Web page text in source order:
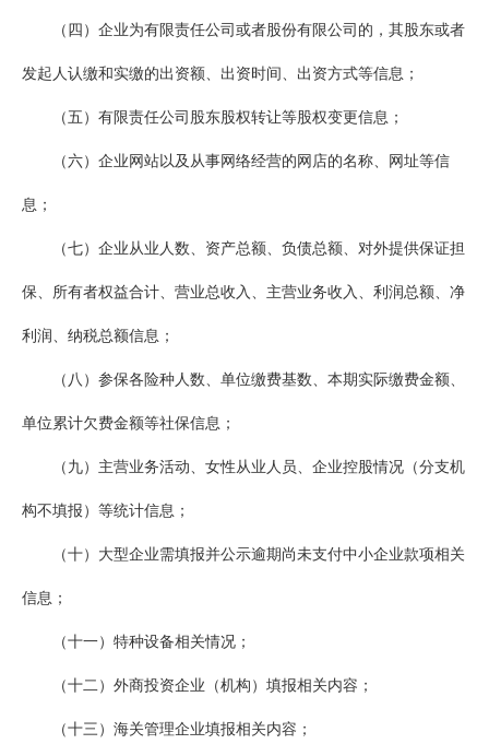
（四）企业为有限责任公司或者股份有限公司的，其股东或者
发起人认缴和实缴的出资额、出资时间、出资方式等信息；
（五）有限责任公司股东股权转让等股权变更信息；
（六）企业网站以及从事网络经营的网店的名称、网址等信
息；
（七）企业从业人数、资产总额、负债总额、对外提供保证担
保、所有者权益合计、营业总收入、主营业务收入、利润总额、净
利润、纳税总额信息；
（八）参保各险种人数、单位缴费基数、本期实际缴费金额、
单位累计欠费金额等社保信息；
（九）主营业务活动、女性从业人员、企业控股情况（分支机
构不填报）等统计信息；
（十）大型企业需填报并公示逾期尚未支付中小企业款项相关
信息；
（十一）特种设备相关情况；
（十二）外商投资企业（机构）填报相关内容；
（十三）海关管理企业填报相关内容；